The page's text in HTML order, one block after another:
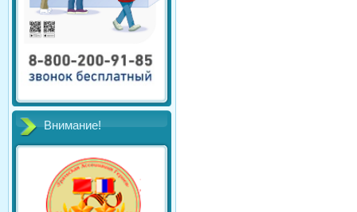
Внимание!